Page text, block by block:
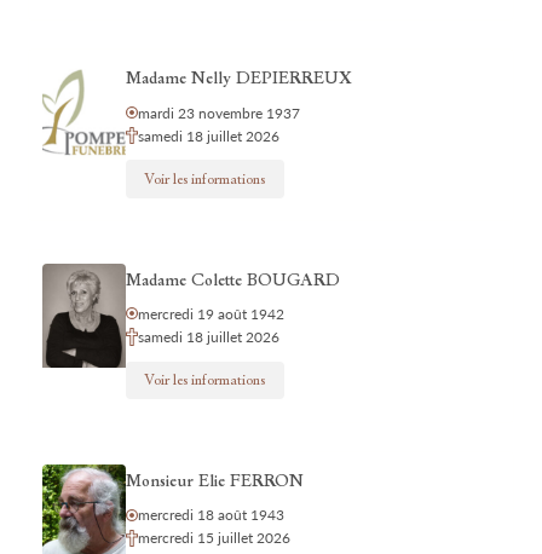
Madame Nelly DEPIERREUX
mardi 23 novembre 1937
samedi 18 juillet 2026
Voir les informations
Madame Colette BOUGARD
mercredi 19 août 1942
samedi 18 juillet 2026
Voir les informations
Monsieur Elie FERRON
mercredi 18 août 1943
mercredi 15 juillet 2026